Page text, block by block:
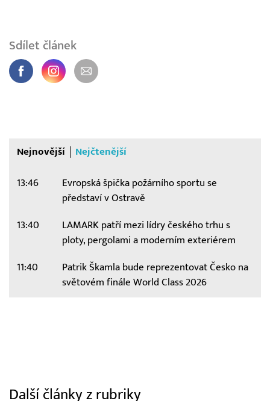
Sdílet článek
Nejnovější Nejčtenější
13:46
Evropská špička požárního sportu se
představí v Ostravě
13:40
LAMARK patří mezi lídry českého trhu s
ploty, pergolami a moderním exteriérem
11:40
Patrik Škamla bude reprezentovat Česko na
světovém finále World Class 2026
Další články z rubriky